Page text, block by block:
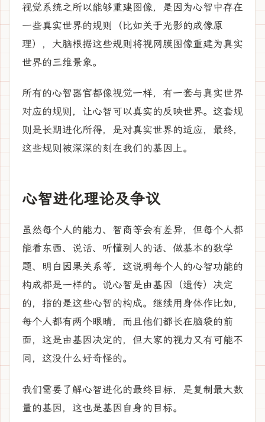
视觉系统之所以能够重建图像，是因为心智中存在
一些真实世界的规则（比如关于光影的成像原
理），大脑根据这些规则将视网膜图像重建为真实
世界的三维景象。
所有的心智器官都像视觉一样，有一套与真实世界
对应的规则，让心智可以真实的反映世界。这套规
则是长期进化所得，是对真实世界的适应，最终，
这些规则被深深的刻在我们的基因上。
心智进化理论及争议
虽然每个人的能力、智商等会有差异，但每个人都
能看东西、说话、听懂别人的话、做基本的数学
题、明白因果关系等，这说明每个人的心智功能的
构成都是一样的。说心智是由基因（遗传）决定
的，指的是这些心智的构成。继续用身体作比如，
每个人都有两个眼睛，而且他们都长在脑袋的前
面，这是由基因决定的，但大家的视力又有可能不
同，这没什么好奇怪的。
我们需要了解心智进化的最终目标，是复制最大数
量的基因，这也是基因自身的目标。